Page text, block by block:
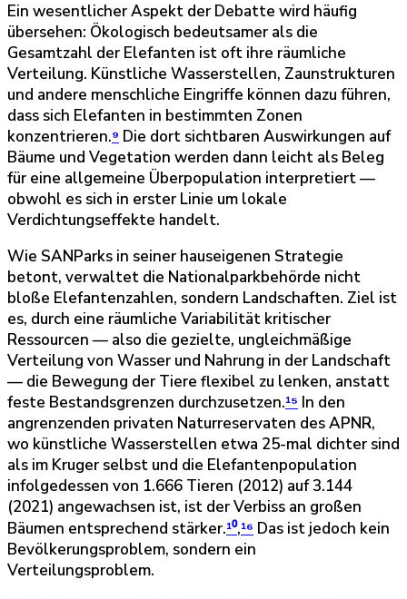
Ein wesentlicher Aspekt der Debatte wird häufig
übersehen: Ökologisch bedeutsamer als die
Gesamtzahl der Elefanten ist oft ihre räumliche
Verteilung. Künstliche Wasserstellen, Zaunstrukturen
und andere menschliche Eingriffe können dazu führen,
dass sich Elefanten in bestimmten Zonen
konzentrieren.⁹ Die dort sichtbaren Auswirkungen auf
Bäume und Vegetation werden dann leicht als Beleg
für eine allgemeine Überpopulation interpretiert —
obwohl es sich in erster Linie um lokale
Verdichtungseffekte handelt.
Wie SANParks in seiner hauseigenen Strategie
betont, verwaltet die Nationalparkbehörde nicht
bloße Elefantenzahlen, sondern Landschaften. Ziel ist
es, durch eine räumliche Variabilität kritischer
Ressourcen — also die gezielte, ungleichmäßige
Verteilung von Wasser und Nahrung in der Landschaft
— die Bewegung der Tiere flexibel zu lenken, anstatt
feste Bestandsgrenzen durchzusetzen.¹⁵ In den
angrenzenden privaten Naturreservaten des APNR,
wo künstliche Wasserstellen etwa 25-mal dichter sind
als im Kruger selbst und die Elefantenpopulation
infolgedessen von 1.666 Tieren (2012) auf 3.144
(2021) angewachsen ist, ist der Verbiss an großen
Bäumen entsprechend stärker.¹⁰,¹⁶ Das ist jedoch kein
Bevölkerungsproblem, sondern ein
Verteilungsproblem.